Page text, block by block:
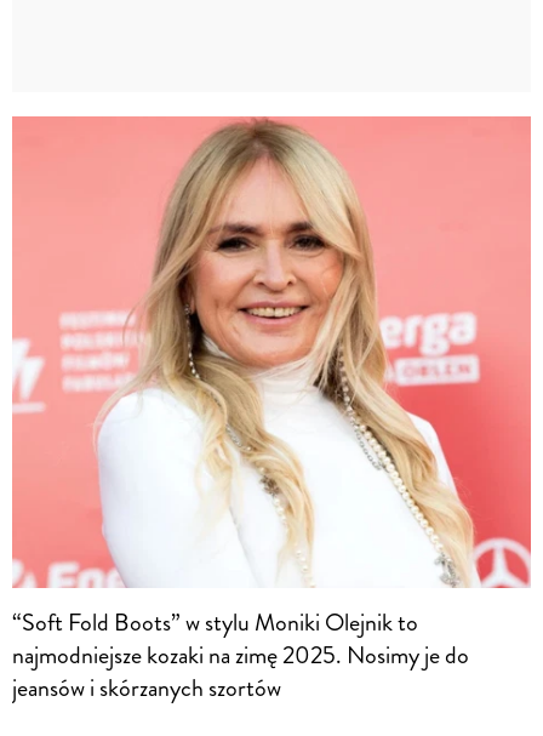
“Soft Fold Boots” w stylu Moniki Olejnik to
najmodniejsze kozaki na zimę 2025. Nosimy je do
jeansów i skórzanych szortów